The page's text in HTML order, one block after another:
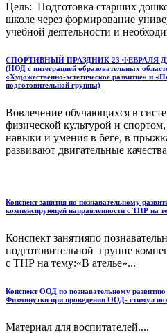
Цель: Подготовка старших
школе через формирование
учебной деятельности и
CПОРТИВНЫЙ ПРАЗДНИК 23 ФЕВРАЛЯ
(НОД с интеграцией образовательных
«Художественно-эстетическое развитие» и
подготовительной группы)
Вовлечение обучающихся в
физической культурой и
навыки и умения в беге, в
развивают двигательные
Конспект занятия по познавательному
компенсирующей направленности с ТНР на
Конспект занятияпо
подготовительной группе
с ТНР на тему:«В ателье»...
Конспект ООД по познавательному развитию
Физминутки при проведении ООД- стимул
Материал для воспитателей....